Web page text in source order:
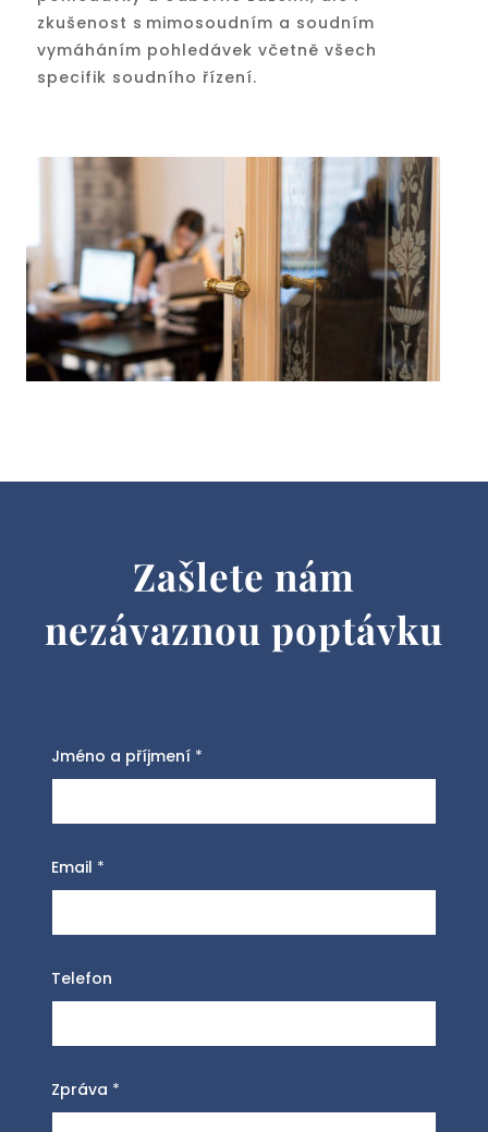
zkušenost s mimosoudním a soudním
vymáháním pohledávek včetně všech
specifik soudního řízení.
Zašlete nám
nezávaznou poptávku
Jméno a příjmení *
Email *
Telefon
Zpráva *